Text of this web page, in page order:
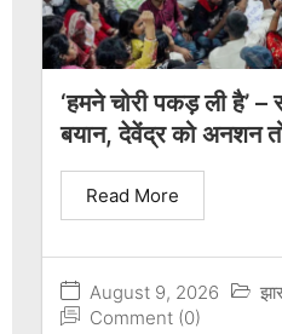
‘हमने चोरी पकड़ ली है’ –
बयान, देवेंद्र को अनशन
August 9, 2026
Comment (0)
Read More